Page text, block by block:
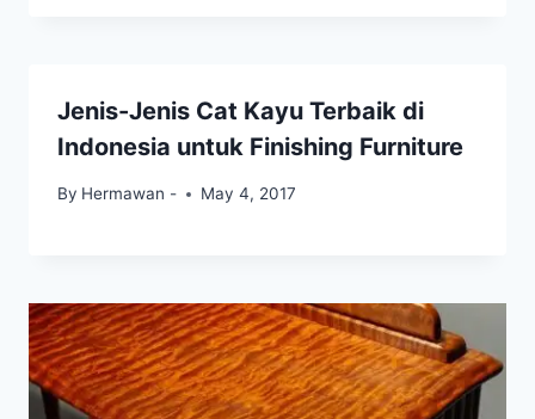
Jenis-Jenis Cat Kayu Terbaik di
Indonesia untuk Finishing Furniture
By Hermawan - May 4, 2017